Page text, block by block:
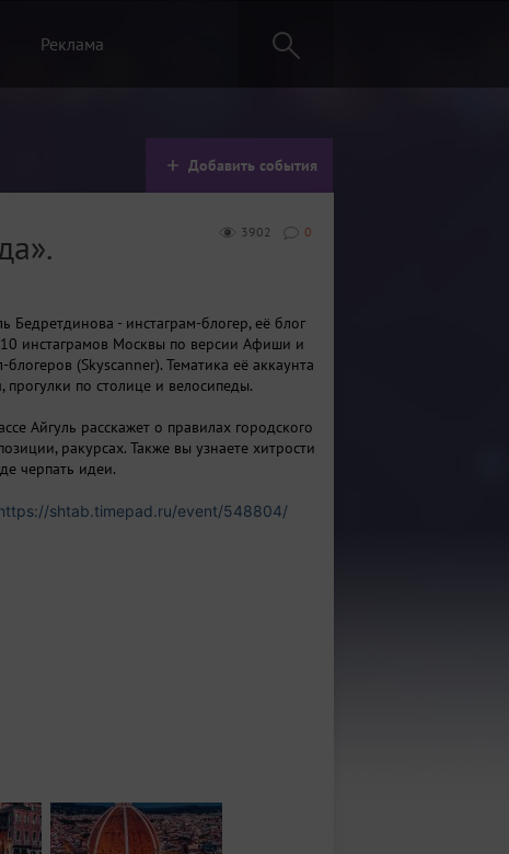
Реклама
Добавить события
0
3902
Бедретдинова - инстаграм-блогер, её блог
инстаграмов Москвы по версии Афиши и
блогеров (Skyscanner). Тематика её аккаунта
прогулки по столице и велосипеды.
Айгуль расскажет о правилах городского
ракурсах. Также вы узнаете хитрости
черпать идеи.
shtab.timepad.ru/event/548804/